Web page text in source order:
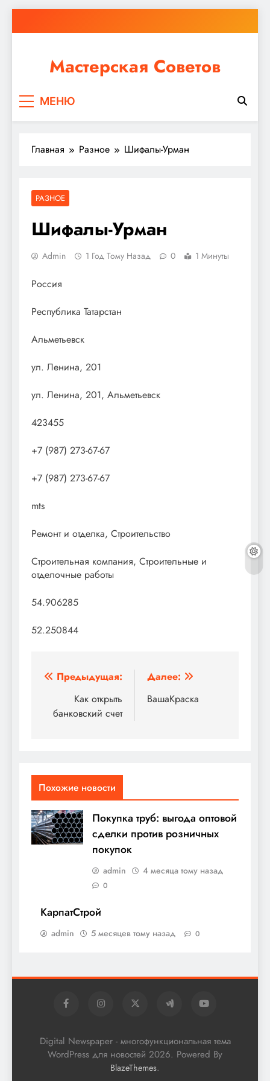
к
Мастерская Советов
ремонт или крупное строительство, в Мастерской
МЕНЮ
Главная Разное Шифалы-Урман
РАЗНОЕ
Шифалы-Урман
Admin 1 Год Тому Назад 0 1 Минуты
Россия
Республика Татарстан
Альметьевск
ул. Ленина, 201
ул. Ленина, 201, Альметьевск
423455
+7 (987) 273-67-67
+7 (987) 273-67-67
mts
Ремонт и отделка, Строительство
Строительная компания, Строительные и
отделочные работы
54.906285
52.250844
Навигация
записям
Предыдущая:
Как открыть
банковский счет
Далее:
ВашаКраска
Похожие новости
Покупка труб: выгода оптовой
сделки против розничных
покупок
admin 4 месяца тому назад
0
КарпатСтрой
admin 5 месяцев тому назад 0
Digital Newspaper - многофункциональная тема
WordPress для новостей 2026. Powered By
BlazeThemes.